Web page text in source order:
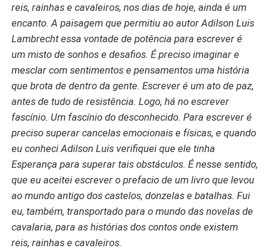
reis, rainhas e cavaleiros, nos dias de hoje, ainda é um
encanto. A paisagem que permitiu ao autor Adilson Luis
Lambrecht essa vontade de potência para escrever é
um misto de sonhos e desafios. É preciso imaginar e
mesclar com sentimentos e pensamentos uma história
que brota de dentro da gente. Escrever é um ato de paz,
antes de tudo de resistência. Logo, há no escrever
fascínio. Um fascínio do desconhecido. Para escrever é
preciso superar cancelas emocionais e físicas, e quando
eu conheci Adilson Luis verifiquei que ele tinha
Esperança para superar tais obstáculos. É nesse sentido,
que eu aceitei escrever o prefacio de um livro que levou
ao mundo antigo dos castelos, donzelas e batalhas. Fui
eu, também, transportado para o mundo das novelas de
cavalaria, para as histórias dos contos onde existem
reis, rainhas e cavaleiros.